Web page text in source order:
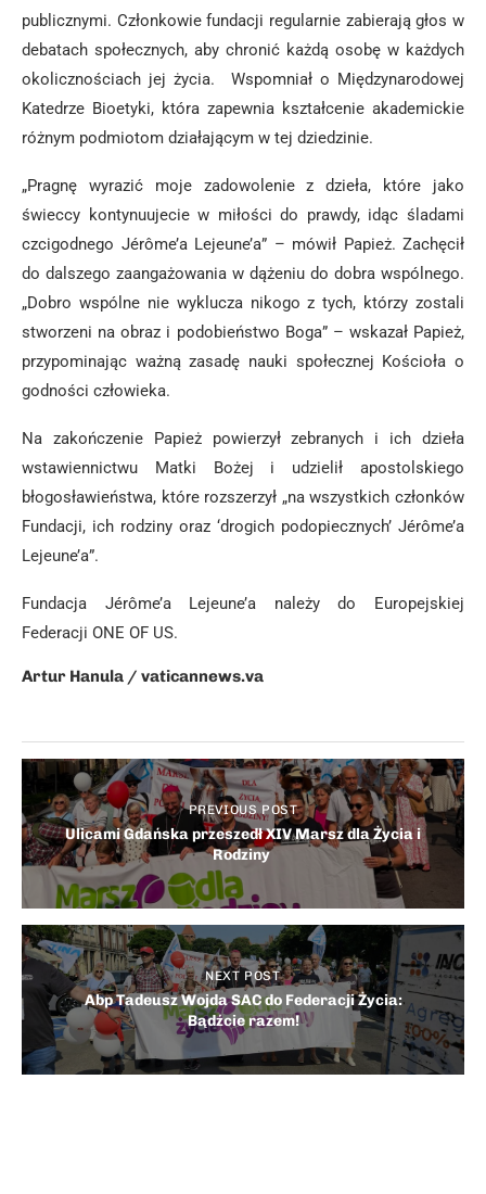
publicznymi. Członkowie fundacji regularnie zabierają głos w
debatach społecznych, aby chronić każdą osobę w każdych
okolicznościach jej życia. Wspomniał o Międzynarodowej
Katedrze Bioetyki, która zapewnia kształcenie akademickie
różnym podmiotom działającym w tej dziedzinie.
„Pragnę wyrazić moje zadowolenie z dzieła, które jako
świeccy kontynuujecie w miłości do prawdy, idąc śladami
czcigodnego Jérôme’a Lejeune’a” – mówił Papież. Zachęcił
do dalszego zaangażowania w dążeniu do dobra wspólnego.
„Dobro wspólne nie wyklucza nikogo z tych, którzy zostali
stworzeni na obraz i podobieństwo Boga” – wskazał Papież,
przypominając ważną zasadę nauki społecznej Kościoła o
godności człowieka.
Na zakończenie Papież powierzył zebranych i ich dzieła
wstawiennictwu Matki Bożej i udzielił apostolskiego
błogosławieństwa, które rozszerzył „na wszystkich członków
Fundacji, ich rodziny oraz ‘drogich podopiecznych’ Jérôme’a
Lejeune’a”.
Fundacja Jérôme’a Lejeune’a należy do Europejskiej
Federacji ONE OF US.
Artur Hanula / vaticannews.va
PREVIOUS POST
Ulicami Gdańska przeszedł XIV Marsz dla Życia i
Rodziny
NEXT POST
Abp Tadeusz Wojda SAC do Federacji Życia:
Bądźcie razem!